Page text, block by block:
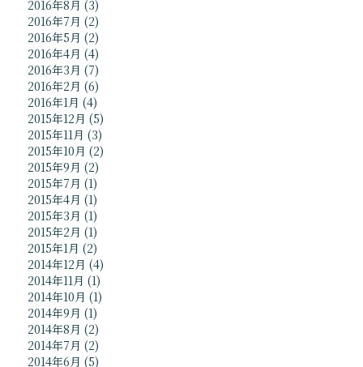
2016年8月 (3)
2016年7月 (2)
2016年5月 (2)
2016年4月 (4)
2016年3月 (7)
2016年2月 (6)
2016年1月 (4)
2015年12月 (5)
2015年11月 (3)
2015年10月 (2)
2015年9月 (2)
2015年7月 (1)
2015年4月 (1)
2015年3月 (1)
2015年2月 (1)
2015年1月 (2)
2014年12月 (4)
2014年11月 (1)
2014年10月 (1)
2014年9月 (1)
2014年8月 (2)
2014年7月 (2)
2014年6月 (5)